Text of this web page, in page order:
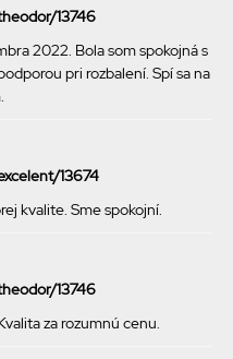
13746
2022. Bola som spokojná s
pri rozbalení. Spí sa na
13674
kvalite. Sme spokojní.
13746
za rozumnú cenu.